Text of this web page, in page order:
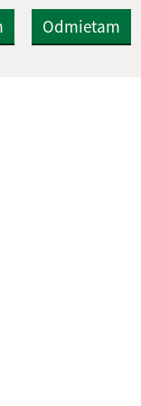
Odmietam